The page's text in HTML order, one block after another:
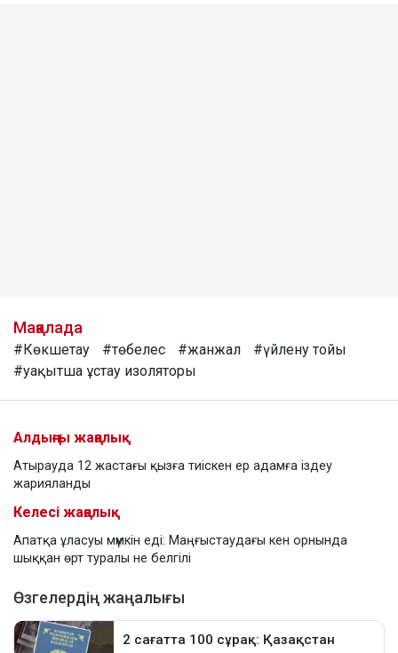
Мақалада
#Көкшетау #төбелес #жанжал
#үйлену тойы
#уақытша ұстау изоляторы
Алдыңғы жаңалық
Атырауда 12 жастағы қызға тиіскен ер адамға іздеу
жарияланды
Келесі жаңалық
Апатқа ұласуы мүмкін еді: Маңғыстаудағы кен орнында
шыққан өрт туралы не белгілі